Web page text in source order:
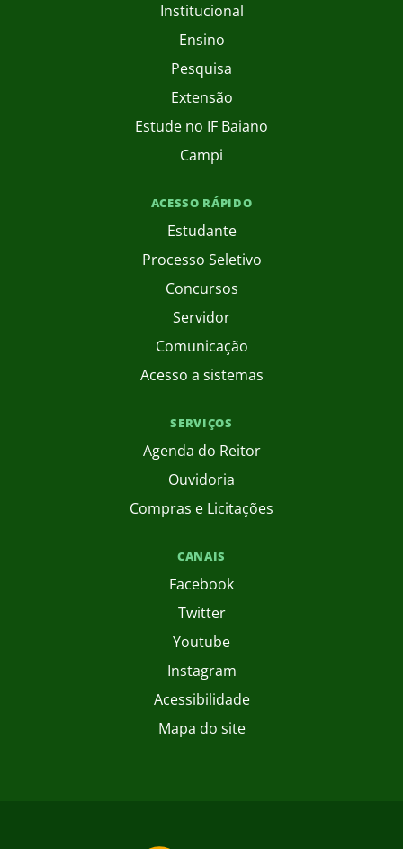
Institucional
Ensino
Pesquisa
Extensão
Estude no IF Baiano
Campi
ACESSO RÁPIDO
Estudante
Processo Seletivo
Concursos
Servidor
Comunicação
Acesso a sistemas
SERVIÇOS
Agenda do Reitor
Ouvidoria
Compras e Licitações
CANAIS
Facebook
Twitter
Youtube
Instagram
Acessibilidade
Mapa do site